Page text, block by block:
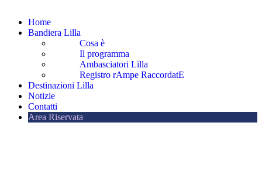
Home
Bandiera Lilla
Cosa è
Il programma
Ambasciatori Lilla
Registro rAmpe RaccordatE
Destinazioni Lilla
Notizie
Contatti
Area Riservata